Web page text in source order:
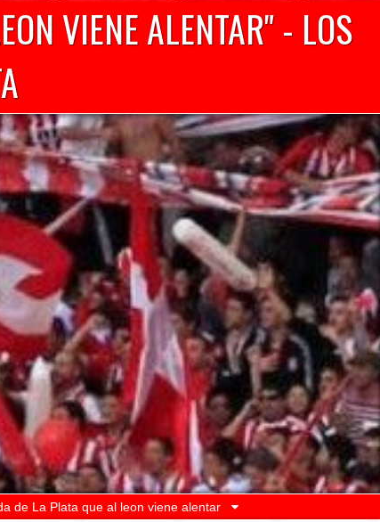
VIENE ALENTAR" - LOS
de La Plata que al leon viene alentar